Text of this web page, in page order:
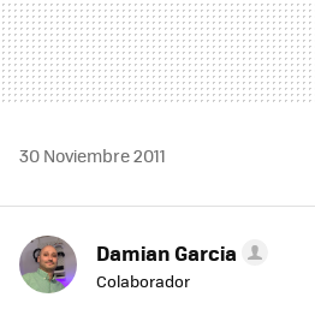
30 Noviembre 2011
Damian Garcia
Colaborador